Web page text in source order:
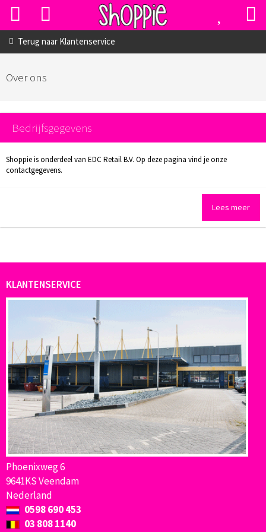
Terug naar Klantenservice
Over ons
Bedrijfsgegevens
Shoppie is onderdeel van EDC Retail B.V. Op deze pagina vind je onze
contactgegevens.
Lees meer
KLANTENSERVICE
Phoenixweg 6
9641KS Veendam
Nederland
0598 690 453
03 808 1140